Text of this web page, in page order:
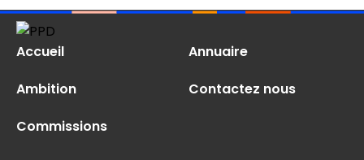
Accueil
Ambition
Commissions
Annuaire
Contactez nous